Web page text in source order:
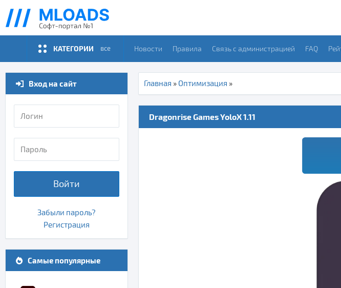
КАТЕГОРИИ все Новости Правила Связь с администрацией FAQ
Главная » Оптимизация »
Dragonrise Games YoloX 1.11
Вход на сайт
Войти
Забыли пароль?
Регистрация
Самые популярные